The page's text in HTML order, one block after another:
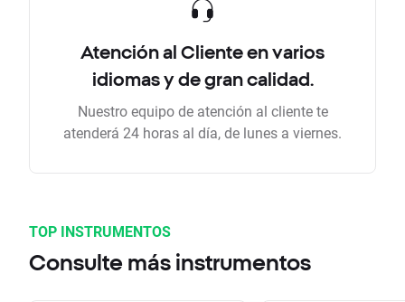
Atención al Cliente en varios
idiomas y de gran calidad.
Nuestro equipo de atención al cliente te
atenderá 24 horas al día, de lunes a viernes.
TOP INSTRUMENTOS
Consulte más instrumentos